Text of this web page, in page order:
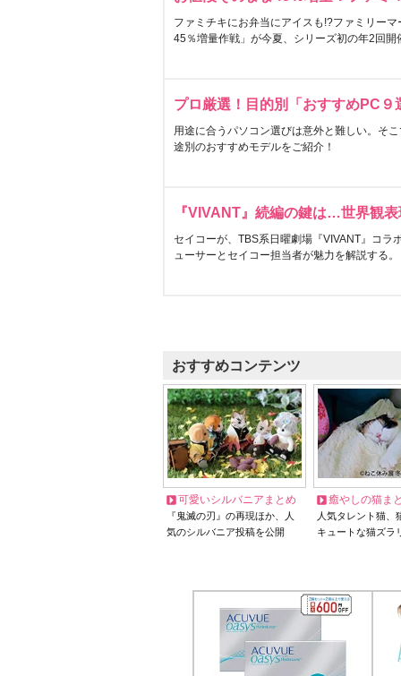
ファミチキにお弁当にアイスも!?ファミリー
45％増量作戦」が今夏、シリーズ初の年2回開
プロ厳選！目的別「おすすめPC９
用途に合うパソコン選びは意外と難しい。そ
途別のおすすめモデルをご紹介！
『VIVANT』続編の鍵は…世界観
セイコーが、TBS系日曜劇場『VIVANT』コラ
ューサーとセイコー担当者が魅力を解説する。
おすすめコンテンツ
可愛いシルバニアまとめ
『鬼滅の刃』の再現ほか、人
気のシルバニア投稿を公開
癒やしの猫ま
人気タレント猫
キュートな猫ズラ